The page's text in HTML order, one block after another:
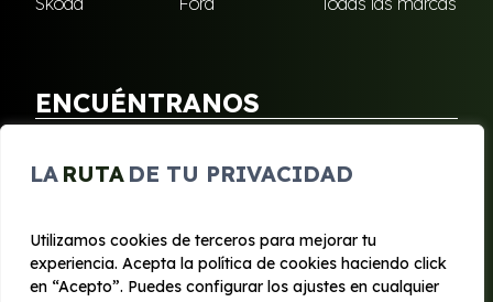
LA RUTA DE TU PRIVACIDAD
Utilizamos cookies de terceros para mejorar tu
experiencia. Acepta la política de cookies haciendo click
en “Acepto”. Puedes configurar los ajustes en cualquier
ENCUÉNTRANOS
Sangonera Verde
Santa Cruz
© 2020 - 2026 Segura Renting